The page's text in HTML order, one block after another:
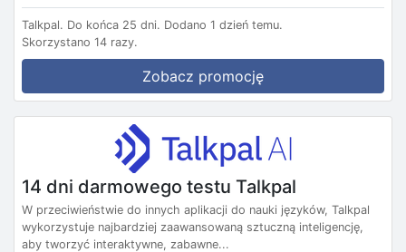
Talkpal. Do końca 25 dni. Dodano 1 dzień temu.
Skorzystano 14 razy.
Zobacz promocję
14 dni darmowego testu Talkpal
W przeciwieństwie do innych aplikacji do nauki języków, Talkpal
wykorzystuje najbardziej zaawansowaną sztuczną inteligencję,
aby tworzyć interaktywne, zabawne...